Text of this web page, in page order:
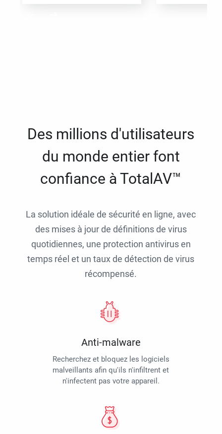
Des millions d'utilisateurs
du monde entier font
confiance à TotalAV™
La solution idéale de sécurité en ligne, avec
des mises à jour de définitions de virus
quotidiennes, une protection antivirus en
temps réel et un taux de détection de virus
récompensé.
Anti-malware
Recherchez et bloquez les logiciels
malveillants afin qu'ils n'infiltrent et
n'infectent pas votre appareil.